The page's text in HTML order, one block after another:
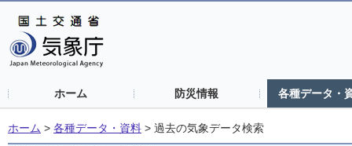
ホーム 防災情報 各種データ・
ホーム > 各種データ・資料 > 過去の気象データ検索